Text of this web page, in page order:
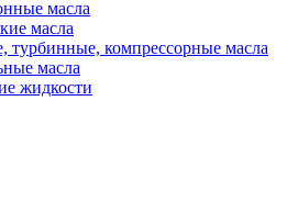
масла
масла
турбинные, компрессорные масла
масла
жидкости